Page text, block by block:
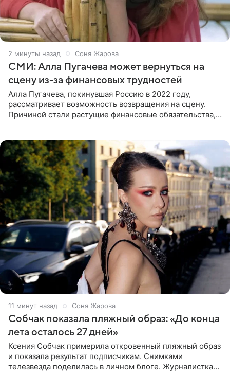
2 минуты назад Соня Жарова
СМИ: Алла Пугачева может вернуться на
сцену из-за финансовых трудностей
Алла Пугачева, покинувшая Россию в 2022 году,
рассматривает возможность возвращения на сцену.
Причиной стали растущие финансовые обязательства,
11 минут назад Соня Жарова
Собчак показала пляжный образ: «До конца
лета осталось 27 дней»
Ксения Собчак примерила откровенный пляжный образ
и показала результат подписчикам. Снимками
телезвезда поделилась в личном блоге. Журналистка